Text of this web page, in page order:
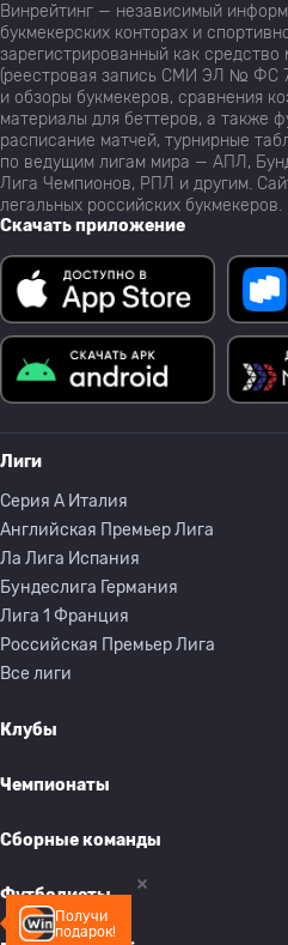
Получи
подарок!
Винрейтинг — независимый
букмекерских конторах и
зарегистрированный как
(реестровая запись СМИ ЭЛ № ФС
и обзоры букмекеров, сравнения
материалы для беттеров, а также
расписание матчей, турнирные
по ведущим лигам мира — АПЛ,
Лига Чемпионов, РПЛ и другим.
легальных российских букмекеров.
Скачать приложение
Лиги
Серия A Италия
Английская Премьер Лига
Ла Лига Испания
Бундеслига Германия
Лига 1 Франция
Российская Премьер Лига
Все лиги
Клубы
Чемпионаты
Сборные команды
Футболисты